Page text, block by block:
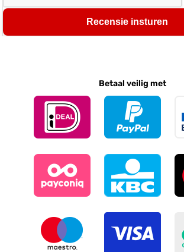
Recensie insturen
Betaal veilig met